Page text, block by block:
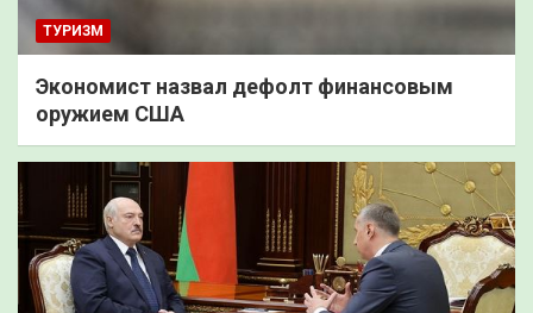
ТУРИЗМ
Экономист назвал дефолт финансовым
оружием США